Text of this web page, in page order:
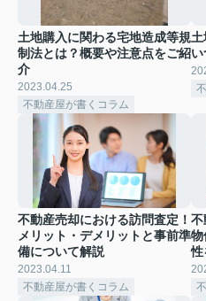
土地購入に関わる宅地造成等規
制法とは？概要や注意点をご紹
介
2023.04.25
不動産屋が書くコラム
不動産売却における訪問査定！
メリット・デメリットと事前準
備について解説
2023.04.11
不動産屋が書くコラム
不
物
性